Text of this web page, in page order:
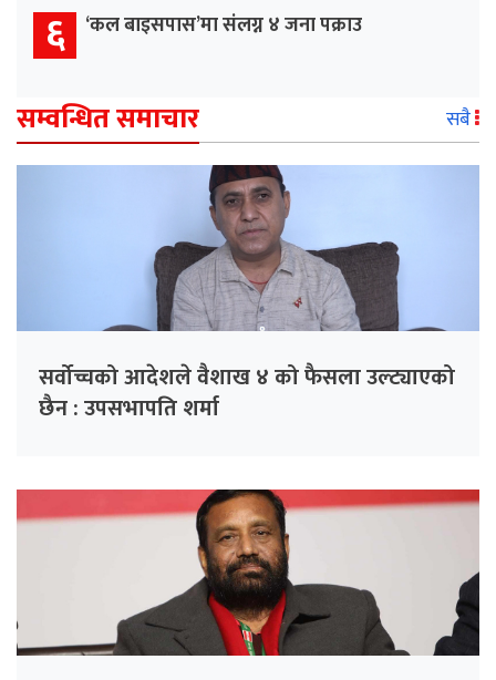
६ ‘कल बाइसपास’मा संलग्न ४ जना पक्राउ
सम्वन्धित समाचार सबै
सर्वोच्चको आदेशले वैशाख ४ को फैसला उल्ट्याएको
छैन : उपसभापति शर्मा